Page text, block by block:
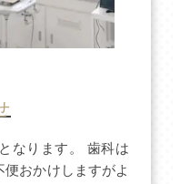
なります。 歯科は
おかけしますがよ